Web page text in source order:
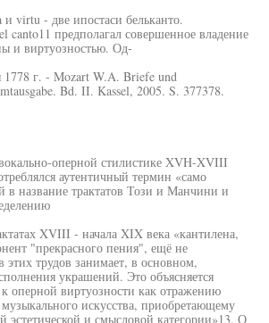
virtu - две ипостаси бельканто.
canto11 предполагал совершенное владение
и виртуозностью. Од-
г. - Mozart W.A. Briefe und
Bd. II. Kassel, 2005. S. 377378.
оперной стилистике XVH-XVIII
аутентичный термин «само
в название трактатов Този и Манчини и
XVIII - начала XIX века «кантилена,
"прекрасного пения", ещё не
этих трудов занимает, в основном,
украшений. Это объясняется
оперной виртуозности как отражению
искусства, приобретающему
эстетической и смысловой категории»13. О